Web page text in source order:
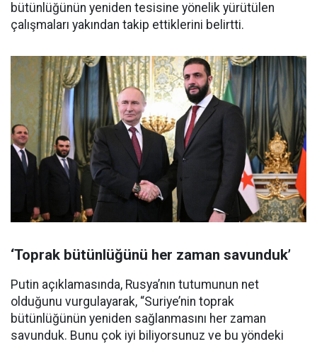
bütünlüğünün yeniden tesisine yönelik yürütülen
çalışmaları yakından takip ettiklerini belirtti.
‘Toprak bütünlüğünü her zaman savunduk’
Putin açıklamasında, Rusya’nın tutumunun net
olduğunu vurgulayarak, “Suriye’nin toprak
bütünlüğünün yeniden sağlanmasını her zaman
savunduk. Bunu çok iyi biliyorsunuz ve bu yöndeki